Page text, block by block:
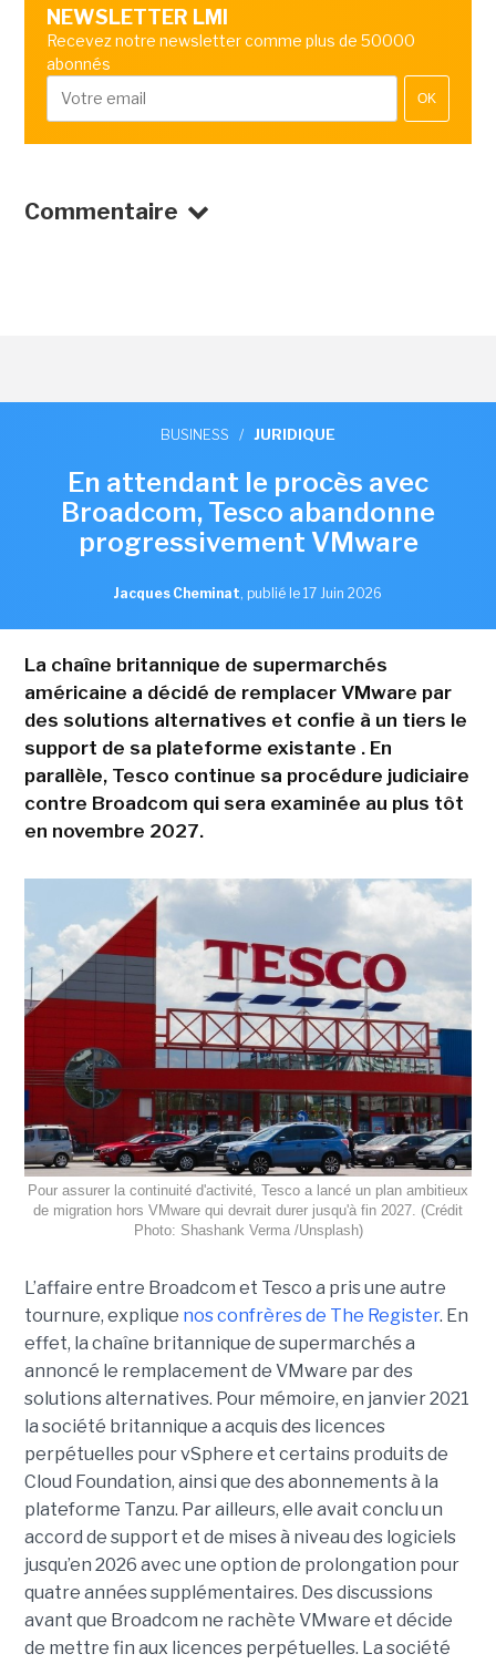
NEWSLETTER LMI
Recevez notre newsletter comme plus de 50000
abonnés
OK
Commentaire
BUSINESS / JURIDIQUE
En attendant le procès avec
Broadcom, Tesco abandonne
progressivement VMware
Jacques Cheminat, publié le 17 Juin 2026
La chaîne britannique de supermarchés
américaine a décidé de remplacer VMware par
des solutions alternatives et confie à un tiers le
support de sa plateforme existante . En
parallèle, Tesco continue sa procédure judiciaire
contre Broadcom qui sera examinée au plus tôt
en novembre 2027.
Pour assurer la continuité d'activité, Tesco a lancé un plan ambitieux
de migration hors VMware qui devrait durer jusqu'à fin 2027. (Crédit
Photo: Shashank Verma /Unsplash)
L’affaire entre Broadcom et Tesco a pris une autre
tournure, explique nos confrères de The Register. En
effet, la chaîne britannique de supermarchés a
annoncé le remplacement de VMware par des
solutions alternatives. Pour mémoire, en janvier 2021
la société britannique a acquis des licences
perpétuelles pour vSphere et certains produits de
Cloud Foundation, ainsi que des abonnements à la
plateforme Tanzu. Par ailleurs, elle avait conclu un
accord de support et de mises à niveau des logiciels
jusqu’en 2026 avec une option de prolongation pour
quatre années supplémentaires. Des discussions
avant que Broadcom ne rachète VMware et décide
de mettre fin aux licences perpétuelles. La société